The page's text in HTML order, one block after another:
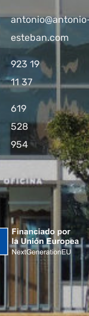
esteban.com
923 19
11 37
619
528
954